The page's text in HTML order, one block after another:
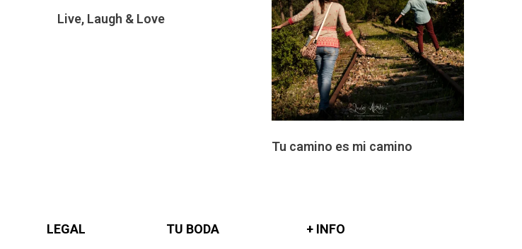
Live, Laugh & Love
Tu camino es mi camino
LEGAL TU BODA + INFO